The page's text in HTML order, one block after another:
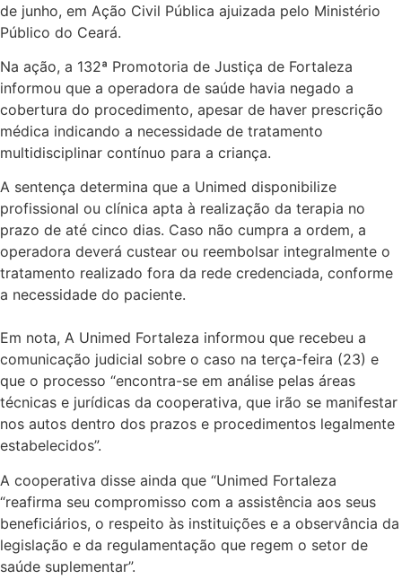
de junho, em Ação Civil Pública ajuizada pelo Ministério
Público do Ceará.
Na ação, a 132ª Promotoria de Justiça de Fortaleza
informou que a operadora de saúde havia negado a
cobertura do procedimento, apesar de haver prescrição
médica indicando a necessidade de tratamento
multidisciplinar contínuo para a criança.
A sentença determina que a Unimed disponibilize
profissional ou clínica apta à realização da terapia no
prazo de até cinco dias. Caso não cumpra a ordem, a
operadora deverá custear ou reembolsar integralmente o
tratamento realizado fora da rede credenciada, conforme
a necessidade do paciente.
Em nota, A Unimed Fortaleza informou que recebeu a
comunicação judicial sobre o caso na terça-feira (23) e
que o processo “encontra-se em análise pelas áreas
técnicas e jurídicas da cooperativa, que irão se manifestar
nos autos dentro dos prazos e procedimentos legalmente
estabelecidos”.
A cooperativa disse ainda que “Unimed Fortaleza
“reafirma seu compromisso com a assistência aos seus
beneficiários, o respeito às instituições e a observância da
legislação e da regulamentação que regem o setor de
saúde suplementar”.